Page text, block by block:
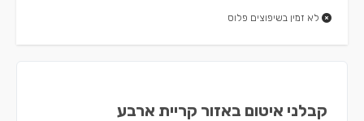
לא זמין בשיפוצים פלוס
קבלני איטום באזור קריית ארבע